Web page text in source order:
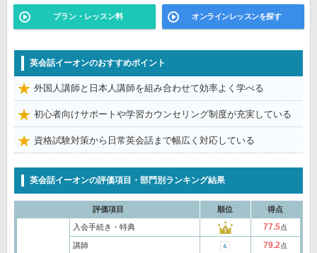
プラン・レッスン料 オンラインレッスンを探す
英会話イーオンのおすすめポイント
外国人講師と日本人講師を組み合わせて効率よく学べる
初心者向けサポートや学習カウンセリング制度が充実している
資格試験対策から日常英会話まで幅広く対応している
英会話イーオンの評価項目・部門別ランキング結果
評価項目 順位 得点
入会手続き・特典 77.5点
講師 79.2点